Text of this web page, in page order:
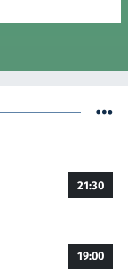
21:30
19:00